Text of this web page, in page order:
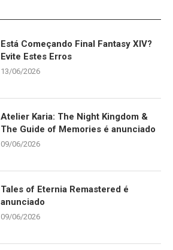
Está Começando Final Fantasy XIV?
Evite Estes Erros
13/06/2026
Atelier Karia: The Night Kingdom &
The Guide of Memories é anunciado
09/06/2026
Tales of Eternia Remastered é
anunciado
09/06/2026